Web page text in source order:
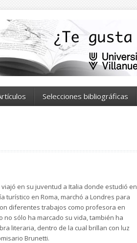
Selecciones bibliográficas
viajó en su juventud a Italia donde estudió en
turístico en Roma, marchó a Londres para
diferentes trabajos como profesora en
no sólo ha marcado su vida, también ha
literaria, dentro de la cual brillan con luz
Brunetti.